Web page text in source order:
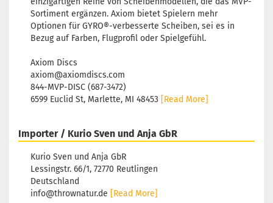
Sortiment ergänzen. Axiom bietet Spielern mehr
Optionen für GYRO®-verbesserte Scheiben, sei es in
Bezug auf Farben, Flugprofil oder Spielgefühl.
Axiom Discs
axiom@axiomdiscs.com
844-MVP-DISC (687-3472)
6599 Euclid St, Marlette, MI 48453 [Read More]
Importer / Kurio Sven und Anja GbR
Kurio Sven und Anja GbR
Lessingstr. 66/1, 72770 Reutlingen
Deutschland
info@thrownatur.de [Read More]